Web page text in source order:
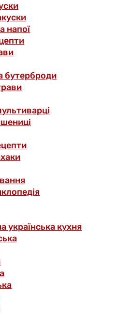
напої
бутерброди
українська кухня